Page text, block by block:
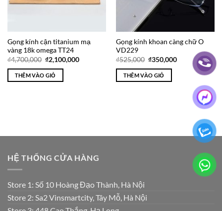
Gọng kính cận titanium mạ
vàng 18k omega TT24
₫4,700,000 Giá
gốc
là:
₫4,700,000.
₫2,100,000Giá
THÊM VÀO GIỎ
Gọng kính khoan càng chữ O
VD229
₫525,000 Giá
là:
₫525,000.
₫350,000Giá
₫350,000.
THÊM VÀO GIỎ
HỆ THỐNG CỬA HÀNG
Store 1: Số 10 Hoàng Đạo Thành, Hà Nội
Store 2: Sa2 Vinsmartcity, Tây Mỗ, Hà Nội